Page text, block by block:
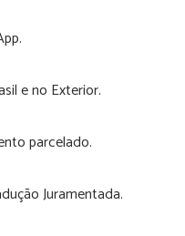
e no Exterior.
parcelado.
Juramentada.